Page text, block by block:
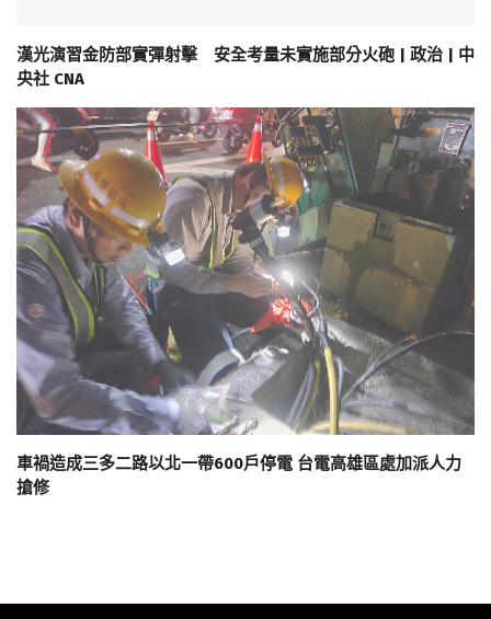
漢光演習金防部實彈射擊 安全考量未實施部分火砲 | 政治 | 中
央社 CNA
車禍造成三多二路以北一帶600戶停電 台電高雄區處加派人力
搶修